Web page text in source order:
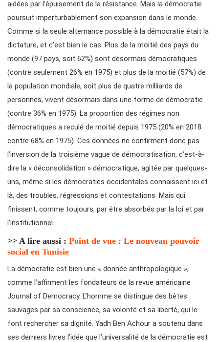
aidées par l’épuisement de la résistance. Mais la démocratie
poursuit imperturbablement son expansion dans le monde.
Comme si la seule alternance possible à la démocratie était la
dictature, et c’est bien le cas. Plus de la moitié des pays du
monde (97 pays, soit 62%) sont désormais démocratiques
(contre seulement 26% en 1975) et plus de la moitié (57%) de
la population mondiale, soit plus de quatre milliards de
personnes, vivent désormais dans une forme de démocratie
(contre 36% en 1975). La proportion des régimes non
démocratiques a reculé de moitié depuis 1975 (20% en 2018
contre 68% en 1975). Ces données ne confirment donc pas
l’inversion de la troisième vague de démocratisation, c’est-à-
dire la « déconsolidation » démocratique, agitée par quelques-
uns, même si les démocraties occidentales connaissent ici et
là, des troubles, régressions et contestations. Mais qui
finissent, comme toujours, par être absorbés par la loi et par
l’institutionnel.
>> A lire aussi : Point de vue : Le nouveau pouvoir
social en Tunisie
La démocratie est bien une « donnée anthropologique »,
comme l’affirment les fondateurs de la revue américaine
Journal of Democracy. L’homme se distingue des bêtes
sauvages par sa conscience, sa volonté et sa liberté, qui le
font rechercher sa dignité. Yadh Ben Achour a soutenu dans
ses derniers livres l’idée que l’universalité de la démocratie est